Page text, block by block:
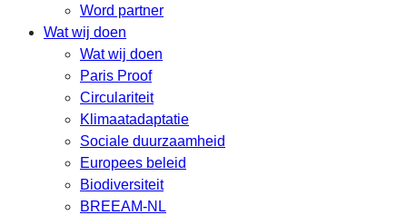
Word partner
Wat wij doen
Wat wij doen
Paris Proof
Circulariteit
Klimaatadaptatie
Sociale duurzaamheid
Europees beleid
Biodiversiteit
BREEAM-NL